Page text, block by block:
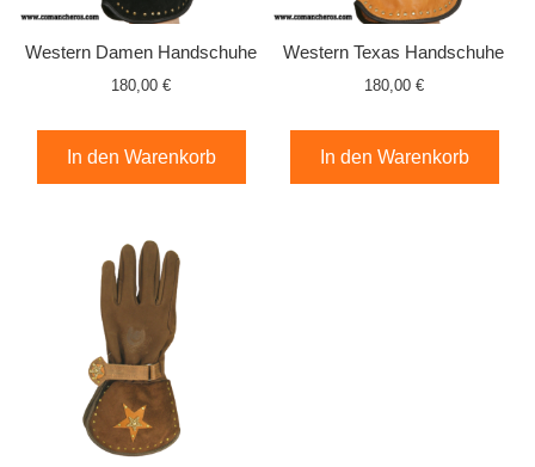
Western Damen Handschuhe
180,00 €
In den Warenkorb
Western Texas Handschuhe
180,00 €
In den Warenkorb